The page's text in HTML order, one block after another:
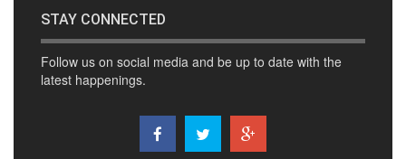
STAY CONNECTED
Follow us on social media and be up to date with the
latest happenings.